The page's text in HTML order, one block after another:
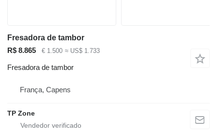
Fresadora de tambor
R$ 8.865
€ 1.500 ≈ US$ 1.733
Fresadora de tambor
França, Capens
TP Zone